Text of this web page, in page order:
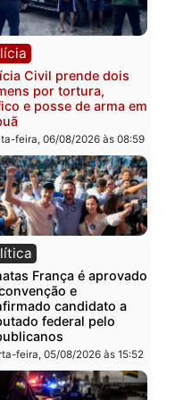
quinta-feira, 06/08/2026 às
Polícia
Três suspeitos ligados a
facção criminosa são
presos por receptação e
adulteração de veículos
em Porto Velho
quinta-feira, 06/08/2026 às
Polícia
Polícia Civil prende dois